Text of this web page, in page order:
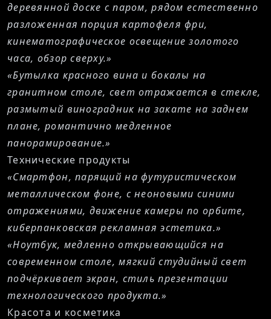
деревянной доске с паром, рядом естественно
разложенная порция картофеля фри,
кинематографическое освещение золотого
часа, обзор сверху.»
«Бутылка красного вина и бокалы на
гранитном столе, свет отражается в стекле,
размытый виноградник на закате на заднем
плане, романтично медленное
панорамирование.»
Технические продукты
«Смартфон, парящий на футуристическом
металлическом фоне, с неоновыми синими
отражениями, движение камеры по орбите,
киберпанковская рекламная эстетика.»
«Ноутбук, медленно открывающийся на
современном столе, мягкий студийный свет
подчёркивает экран, стиль презентации
технологического продукта.»
Красота и косметика